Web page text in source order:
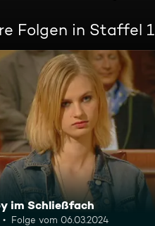
Folgen in Staffel 1
im Schließfach
Folge vom 06.03.2024